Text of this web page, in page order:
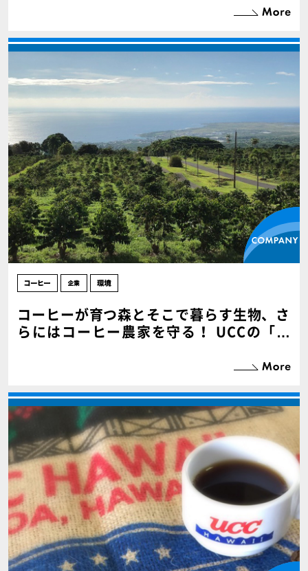
コーヒーが育つ森とそこで暮らす生物、さ
らにはコーヒー農家を守る！ UCCの「ネ